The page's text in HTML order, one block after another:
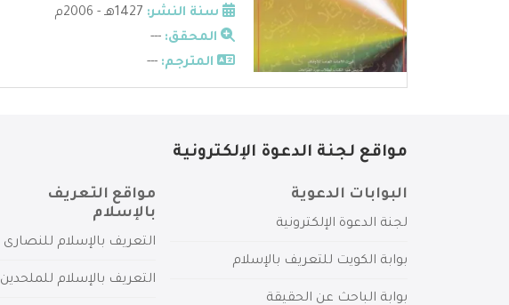
سنة النشر:
المحقق: ---
المترجم: ---
مواقع لجنة الدعوة الإلكترونية
البوابات الدعوية
لجنة الدعوة الإلكترونية
بوابة الكويت للتعريف بالإسلام
بوابة الباحث عن الحقيقة
مواقع التعريف
بالإسلام
التعريف بالإسلام للنصارى
التعريف بالإسلام للملحدين